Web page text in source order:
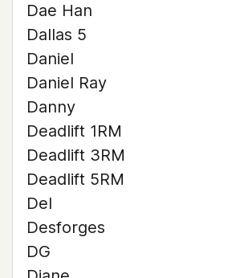
Dae Han
Dallas 5
Daniel
Daniel Ray
Danny
Deadlift 1RM
Deadlift 3RM
Deadlift 5RM
Del
Desforges
DG